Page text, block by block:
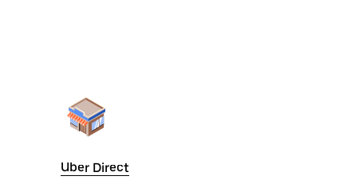
Uber Direct